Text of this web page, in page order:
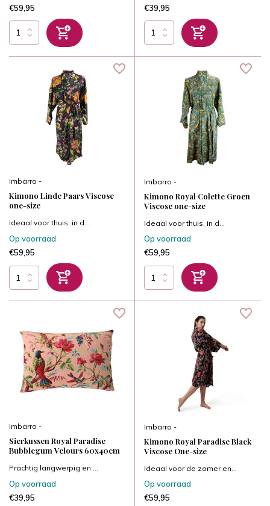
€59,95
€39,95
Imbarro -
Kimono Linde Paars Viscose
one-size
Ideaal voor thuis, in d...
Op voorraad
€59,95
Imbarro -
Kimono Royal Colette Groen
Viscose one-size
Ideaal voor thuis, in d...
Op voorraad
€59,95
Imbarro -
Sierkussen Royal Paradise
Bubblegum Velours 60x40cm
Prachtig langwerpig en ...
Op voorraad
€39,95
Imbarro -
Kimono Royal Paradise Black
Viscose One-size
Ideaal voor de zomer en...
Op voorraad
€59,95